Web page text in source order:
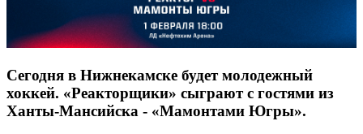
Сегодня в Нижнекамске будет молодежный
хоккей. «Реакторщики» сыграют с гостями из
Ханты-Мансийска - «Мамонтами Югры».